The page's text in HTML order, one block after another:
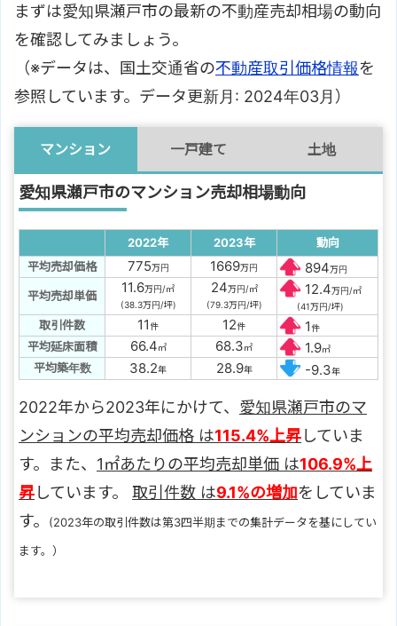
まずは愛知県瀬戸市の最新の不動産売却相場の動向
を確認してみましょう。
（※データは、国土交通省の不動産取引価格情報を
参照しています。データ更新月: 2024年03月）
マンション 一戸建て 土地
愛知県瀬戸市のマンション売却相場動向
2022年 2023年
動向
平均売却価格
775万円 1669万円 894万円
平均売却単価 11.6万円/㎡
(38.3万円/坪)
24万円/㎡
(79.3万円/坪)
12.4万円/㎡
(41万円/坪)
取引件数 11件 12件 1件
平均延床面積 66.4㎡ 68.3㎡ 1.9㎡
平均築年数 38.2年 28.9年 -9.3年
2022年から2023年にかけて、 愛知県瀬戸市のマ
ンションの平均売却価格 は115.4%上昇していま
す。また、 1㎡あたりの平均売却単価 は106.9%上
昇しています。 取引件数 は9.1%の増加をしていま
す。
(2023年の取引件数は第3四半期までの集計データを基にしてい
ます。）